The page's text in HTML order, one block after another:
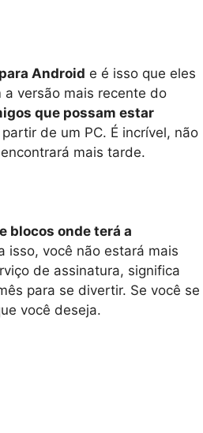
Android e é isso que eles
a versão mais recente do
que possam estar
de um PC. É incrível, não
mais tarde.
blocos onde terá a
isso, você não estará mais
de assinatura, significa
para se divertir. Se você se
você deseja.